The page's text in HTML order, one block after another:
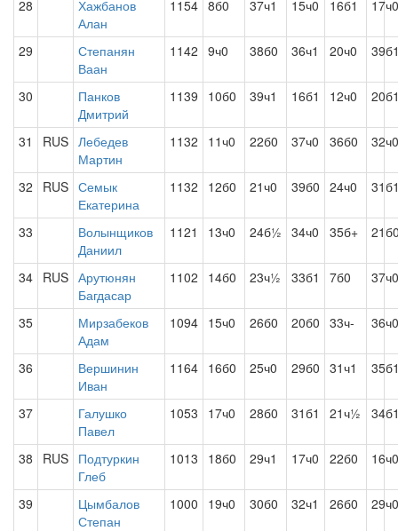
28
Хажбанов
Алан
1154 8б0 37ч1 15ч0 16б1 17ч0
29
Степанян
Ваан
1142 9ч0 38б0 36ч1 20ч0
30
Панков
Дмитрий
1139 10б0 39ч1 16б1 12ч0
31 RUS Лебедев
Мартин
1132 11ч0 22б0 37ч0 36б0 32ч0
32 RUS Семык
Екатерина
1132 12б0 21ч0 39б0 24ч0
33
Волынщиков
Даниил
1121 13ч0 24б½ 34ч0 35б+
34 RUS Арутюнян
Багдасар
1102 14б0 23ч½ 33б1 7б0 37ч0
35
Мирзабеков
Адам
1094 15ч0 26б0 20б0 33ч- 36ч0
36
Вершинин
Иван
1164 16б0 25ч0 29б0 31ч1
37
Галушко
Павел
1053 17ч0 28б0 31б1 21ч½
38 RUS Подтуркин
Глеб
1013 18б0 29ч1 17ч0 22б0 16ч0
39
Цымбалов
Степан
1000 19ч0 30б0 32ч1 26б0 29ч0